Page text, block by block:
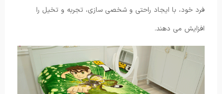
فرد خود، با ایجاد راحتی و شخصی سازی، تجربه و تخیل را
افزایش می دهند.